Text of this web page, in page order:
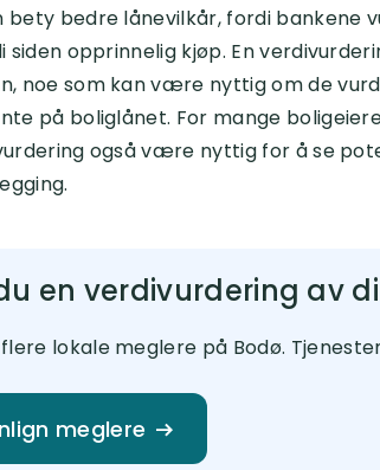
bety bedre lånevilkår, fordi bankene
siden opprinnelig kjøp. En
noe som kan være nyttig om de
på boliglånet. For mange
også være nyttig for å se
en verdivurdering av
lokale meglere på Bodø.
meglere